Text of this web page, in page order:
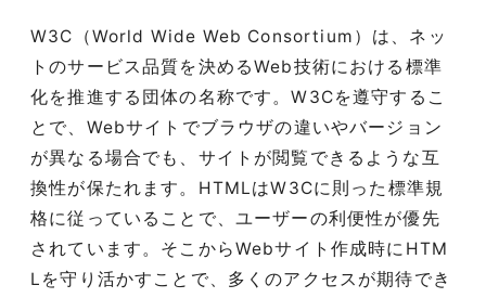
W3C（World Wide Web Consortium）は、ネッ
トのサービス品質を決めるWeb技術における標準
化を推進する団体の名称です。W3Cを遵守するこ
とで、Webサイトでブラウザの違いやバージョン
が異なる場合でも、サイトが閲覧できるような互
換性が保たれます。HTMLはW3Cに則った標準規
格に従っていることで、ユーザーの利便性が優先
されています。そこからWebサイト作成時にHTM
Lを守り活かすことで、多くのアクセスが期待でき